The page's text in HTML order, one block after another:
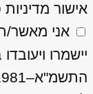
אישור
אני מאשר/
יישמרו